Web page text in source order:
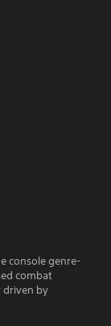
console genre-
combat
driven by